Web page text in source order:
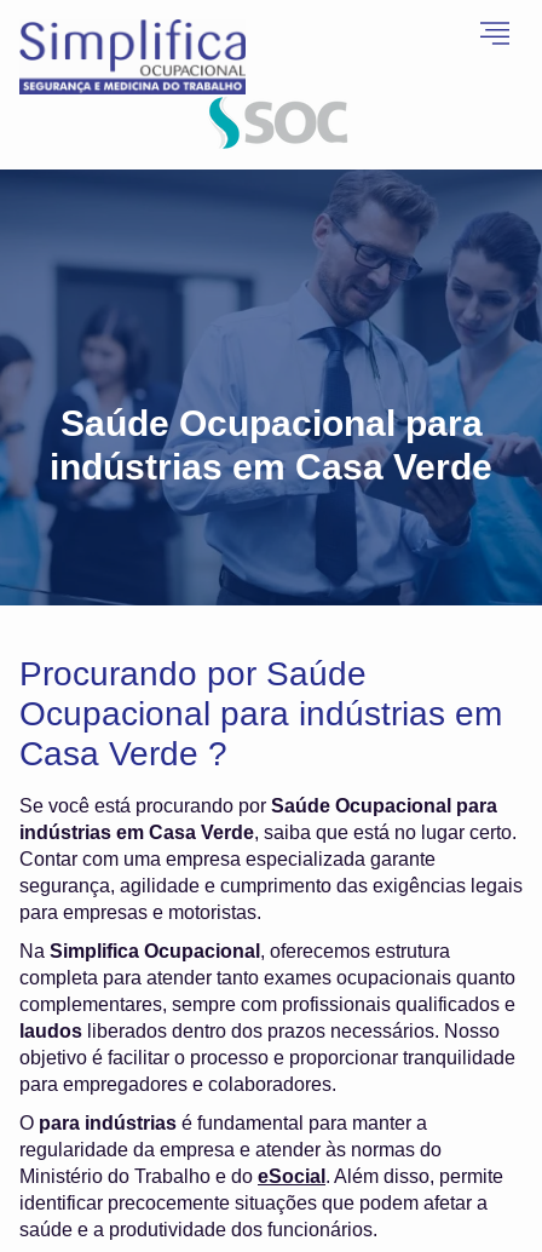
Saúde Ocupacional para
indústrias em Casa Verde
Procurando por Saúde
Ocupacional para indústrias em
Casa Verde ?
Se você está procurando por Saúde Ocupacional para
indústrias em Casa Verde, saiba que está no lugar certo.
Contar com uma empresa especializada garante
segurança, agilidade e cumprimento das exigências legais
para empresas e motoristas.
Na Simplifica Ocupacional , oferecemos estrutura
completa para atender tanto exames ocupacionais quanto
complementares, sempre com profissionais qualificados e
laudos liberados dentro dos prazos necessários. Nosso
objetivo é facilitar o processo e proporcionar tranquilidade
para empregadores e colaboradores.
O para indústrias é fundamental para manter a
regularidade da empresa e atender às normas do
Ministério do Trabalho e do eSocial . Além disso, permite
identificar precocemente situações que podem afetar a
saúde e a produtividade dos funcionários.